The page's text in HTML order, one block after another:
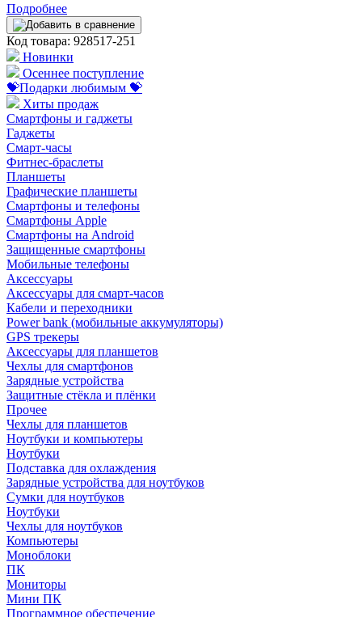
Подробнее
Код товара: 928517-251
Новинки
Осеннее поступление
💝Подарки любимым 💝
Хиты продаж
Смартфоны и гаджеты
Гаджеты
Смарт-часы
Фитнес-браслеты
Планшеты
Графические планшеты
Смартфоны и телефоны
Смартфоны Apple
Смартфоны на Android
Защищенные смартфоны
Мобильные телефоны
Аксессуары
Аксессуары для смарт-часов
Кабели и переходники
Power bank (мобильные аккумуляторы)
GPS трекеры
Аксессуары для планшетов
Чехлы для смартфонов
Зарядные устройства
Защитные стёкла и плёнки
Прочее
Чехлы для планшетов
Ноутбуки и компьютеры
Ноутбуки
Подставка для охлаждения
Зарядные устройства для ноутбуков
Сумки для ноутбуков
Ноутбуки
Чехлы для ноутбуков
Компьютеры
Моноблоки
ПК
Мониторы
Мини ПК
Программное обеспечение